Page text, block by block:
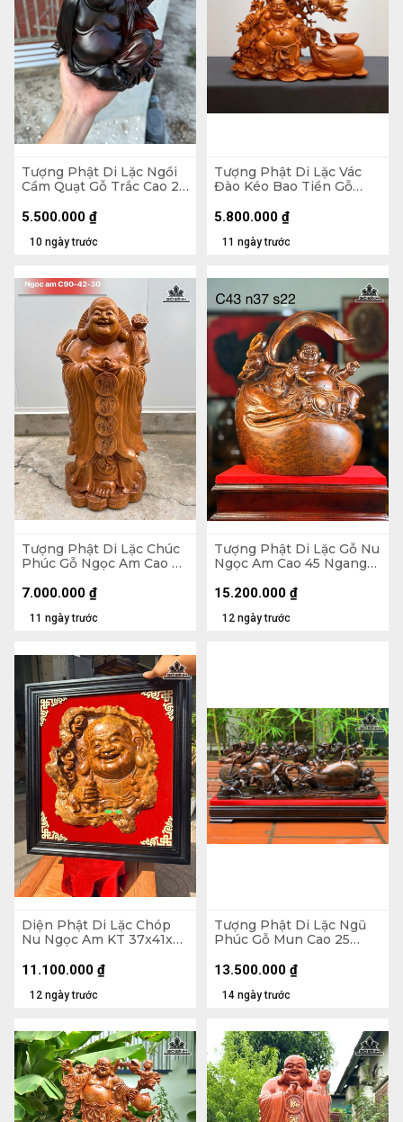
Tượng Phật Di Lặc Ngồi
Cầm Quạt Gỗ Trắc Cao 20
10 ngày trước
5.500.000 ₫
Tượng Phật Di Lặc Vác
Đào Kéo Bao Tiền Gỗ
Sâu 18 (cm)
11 ngày trước
5.800.000 ₫
Tượng Phật Di Lặc Chúc
Phúc Gỗ Ngọc Am Cao 90
11 ngày trước
7.000.000 ₫
Tượng Phật Di Lặc Gỗ Nu
Ngọc Am Cao 45 Ngang
12 ngày trước
15.200.000 ₫
Diện Phật Di Lặc Chóp
Nu Ngọc Am KT 37x41x7
12 ngày trước
11.100.000 ₫
Tượng Phật Di Lặc Ngũ
Phúc Gỗ Mun Cao 25
14 ngày trước
13.500.000 ₫